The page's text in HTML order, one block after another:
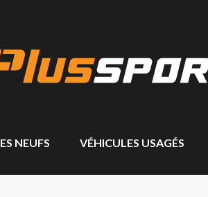
NEUFS VÉHICULES USAGÉS